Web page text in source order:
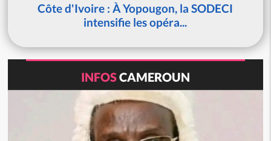
Côte d'Ivoire : À Yopougon, la SODECI
intensifie les opéra...
INFOSCAMEROUN